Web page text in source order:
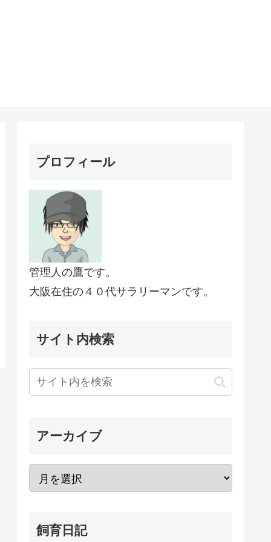
プロフィール
管理人の鷹です。
大阪在住の４０代サラリーマンです。
サイト内検索
アーカイブ
飼育日記